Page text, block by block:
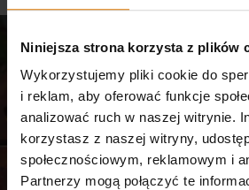
Niniejsza strona korzysta z plików
Wykorzystujemy pliki cookie do
i reklam, aby oferować funkcje
analizować ruch w naszej witrynie.
korzystasz z naszej witryny,
społecznościowym, reklamowym i
Partnerzy mogą połączyć te